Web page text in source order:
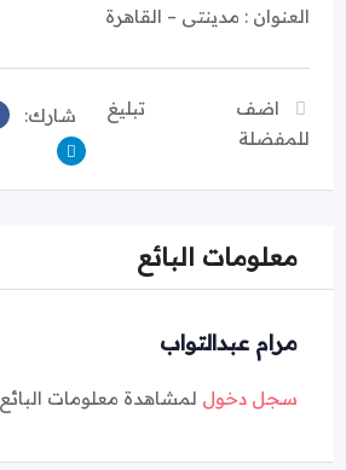
العنوان : مدينتى – القاهرة
اضف
للمفضلة
تبليغ شارك:
معلومات البائع
مرام عبدالتواب
سجل دخول لمشاهدة معلومات البائع